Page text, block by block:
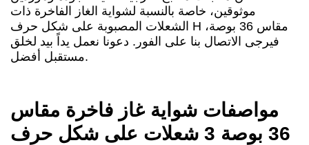
موثوقين، خاصة بالنسبة لشواية الغاز الفاخرة ذات
الشعلات المصبوبة على شكل حرف H مقاس 36 بوصة،
فيرجى الاتصال بنا على الفور. دعونا نعمل يداً بيد لخلق
مستقبل أفضل.
مواصفات شواية غاز فاخرة مقاس
36 بوصة 3 شعلات على شكل حرف